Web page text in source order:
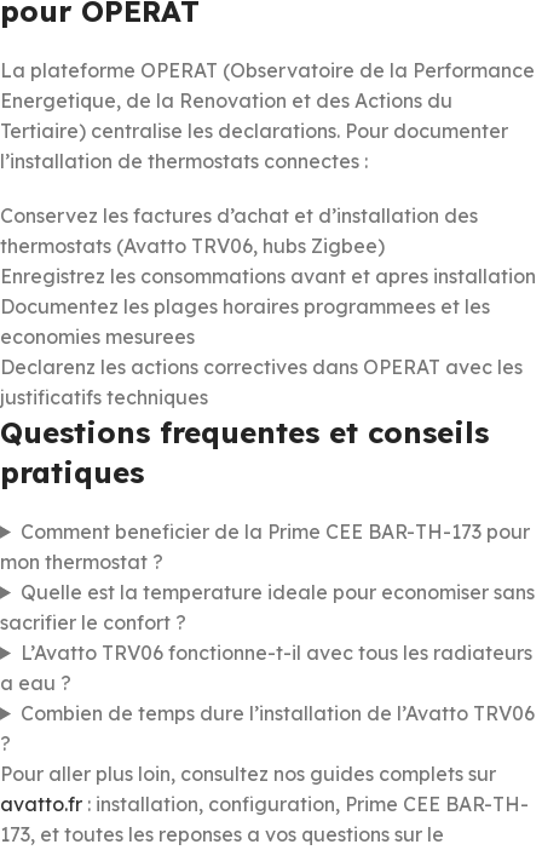
pour OPERAT
La plateforme OPERAT (Observatoire de la Performance
Energetique, de la Renovation et des Actions du
Tertiaire) centralise les declarations. Pour documenter
l’installation de thermostats connectes :
Conservez les factures d’achat et d’installation des
thermostats (Avatto TRV06, hubs Zigbee)
Enregistrez les consommations avant et apres installation
Documentez les plages horaires programmees et les
economies mesurees
Declarenz les actions correctives dans OPERAT avec les
justificatifs techniques
Questions frequentes et conseils
pratiques
Comment beneficier de la Prime CEE BAR-TH-173 pour
mon thermostat ?
Quelle est la temperature ideale pour economiser sans
sacrifier le confort ?
L’Avatto TRV06 fonctionne-t-il avec tous les radiateurs
a eau ?
Combien de temps dure l’installation de l’Avatto TRV06
?
Pour aller plus loin, consultez nos guides complets sur
avatto.fr : installation, configuration, Prime CEE BAR-TH-
173, et toutes les reponses a vos questions sur le